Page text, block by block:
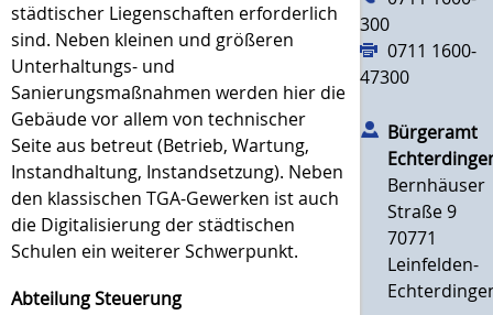
städtischer Liegenschaften erforderlich
sind. Neben kleinen und größeren
Unterhaltungs- und
Sanierungsmaßnahmen werden hier die
Gebäude vor allem von technischer
Seite aus betreut (Betrieb, Wartung,
Instandhaltung, Instandsetzung). Neben
den klassischen TGA-Gewerken ist auch
die Digitalisierung der städtischen
Schulen ein weiterer Schwerpunkt.
Abteilung Steuerung
300
0711 1600-
47300
Bürgeramt
Bernhäuser
Straße 9
70771
Leinfelden-